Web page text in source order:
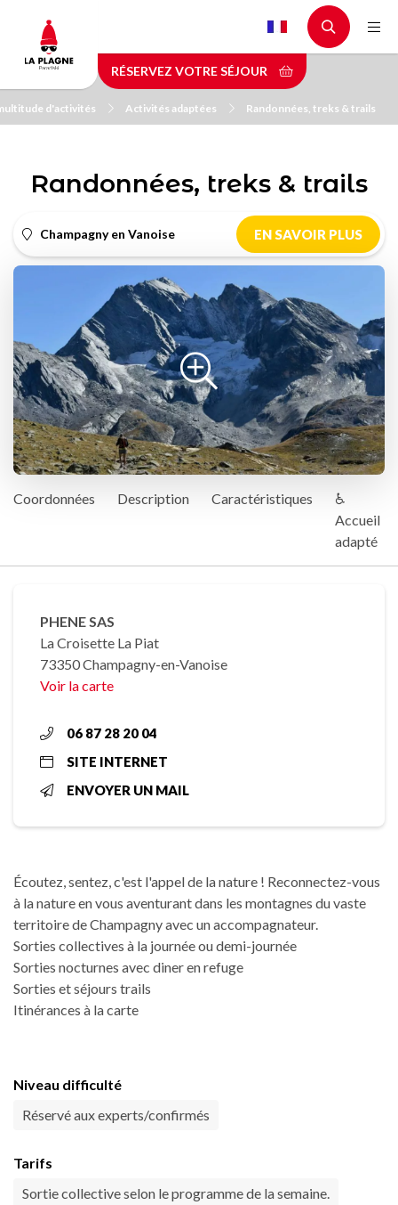
contenu
principal
RÉSERVEZ VOTRE SÉJOUR
d'activités Activités adaptées Randonnées, treks & trails
Randonnées, treks & trails
Champagny en Vanoise EN SAVOIR PLUS
Coordonnées Description Caractéristiques
♿
Accueil
adapté
PHENE SAS
La Croisette La Piat
73350 Champagny-en-Vanoise
Voir la carte
06 87 28 20 04
SITE INTERNET
ENVOYER UN MAIL
Écoutez, sentez, c'est l'appel de la nature ! Reconnectez-vous
à la nature en vous aventurant dans les montagnes du vaste
territoire de Champagny avec un accompagnateur.
Sorties collectives à la journée ou demi-journée
Sorties nocturnes avec diner en refuge
Sorties et séjours trails
Itinérances à la carte
Niveau difficulté
Réservé aux experts/confirmés
Tarifs
Sortie collective selon le programme de la semaine.